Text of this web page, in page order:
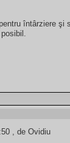
întârziere şi
, de Ovidiu